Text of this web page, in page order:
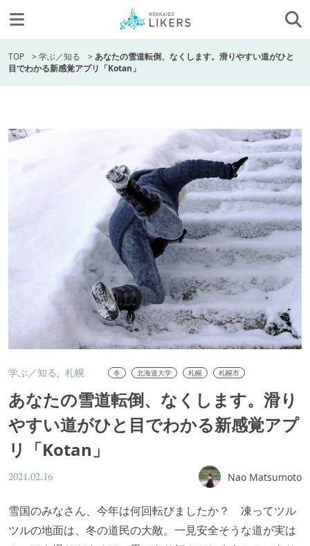
TOP >学ぶ／知る >あなたの雪道転倒、なくします。滑りやすい道がひと
目でわかる新感覚アプリ「Kotan」
学ぶ／知る 札幌 冬 北海道大学 札幌 札幌市
あなたの雪道転倒、なくします。滑り
やすい道がひと目でわかる新感覚アプ
リ「Kotan」
2021.02.16 Nao Matsumoto
雪国のみなさん、今年は何回転びましたか？ 凍ってツル
ツルの地面は、冬の道民の大敵。一見安全そうな道が実は